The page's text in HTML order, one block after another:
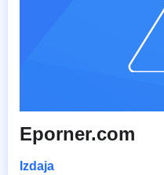
Eporner.com
Izdaja